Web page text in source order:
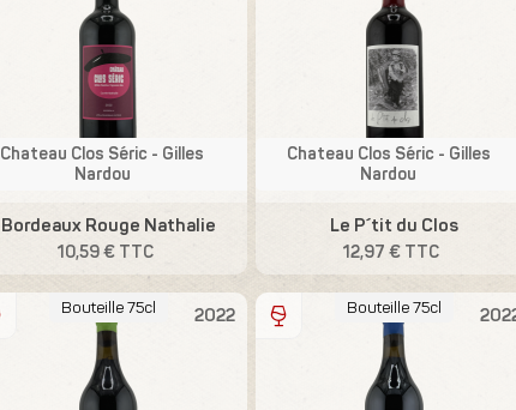
Chateau Clos Séric - Gilles
Nardou
Bordeaux Rouge Nathalie
10,59 € TTC
Chateau Clos Séric - Gilles
Nardou
Le P´tit du Clos
12,97 € TTC
2022
Bouteille 75cl Bouteille 75cl